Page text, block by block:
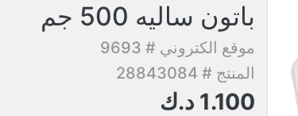
باتون ساليه 500 جم
موقع الكتروني # 9693
المنتج # 28843084
1.100 د.ك